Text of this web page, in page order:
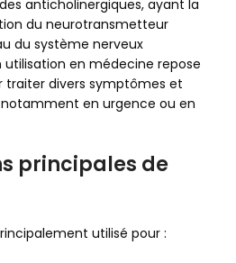
anticholinergiques, ayant la
du neurotransmetteur
du système nerveux
utilisation en médecine repose
traiter divers symptômes et
en urgence ou en
principales de
utilisé pour :